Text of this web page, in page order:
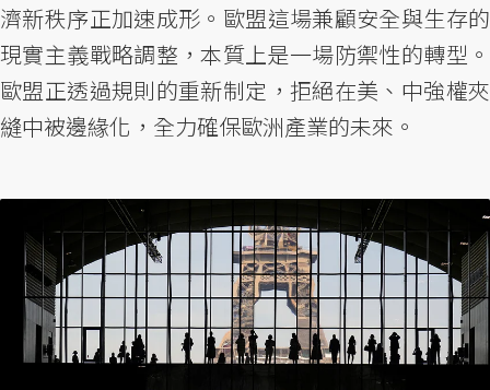
濟新秩序正加速成形。歐盟這場兼顧安全與生存的
現實主義戰略調整，本質上是一場防禦性的轉型。
歐盟正透過規則的重新制定，拒絕在美、中強權夾
縫中被邊緣化，全力確保歐洲產業的未來。